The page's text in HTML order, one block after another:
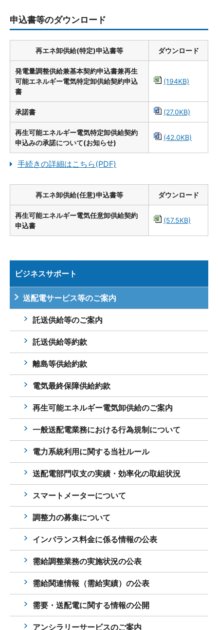
申込書等のダウンロード
再エネ卸供給(特定)申込書等 ダウンロード
発電量調整供給兼基本契約申込書兼再生
可能エネルギー電気特定卸供給契約申込
書
(194KB)
承諾書 (27.0KB)
再生可能エネルギー電気特定卸供給契約
申込みの承諾について(お知らせ)
(42.0KB)
手続きの詳細はこちら(PDF)
再エネ卸供給(任意)申込書等 ダウンロード
再生可能エネルギー電気任意卸供給契約
申込書
(57.5KB)
ビジネスサポート
送配電サービス等のご案内
託送供給等のご案内
託送供給等約款
離島等供給約款
電気最終保障供給約款
再生可能エネルギー電気卸供給のご案内
一般送配電業務における行為規制について
電力系統利用に関する当社ルール
送配電部門収支の実績・効率化の取組状況
スマートメーターについて
調整力の募集について
インバランス料金に係る情報の公表
需給調整業務の実施状況の公表
需給関連情報（需給実績）の公表
需要・送配電に関する情報の公開
アンシラリーサービスのご案内